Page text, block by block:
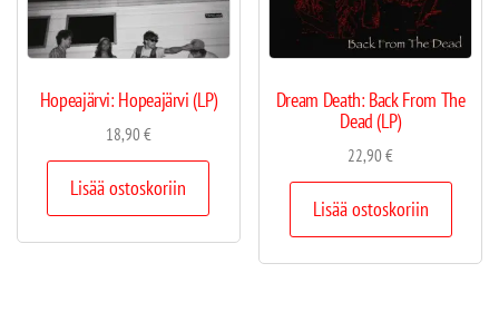
Hopeajärvi: Hopeajärvi (LP)
18,90€
Lisää ostoskoriin
Dream Death: Back From The
Dead (LP)
22,90€
Lisää ostoskoriin